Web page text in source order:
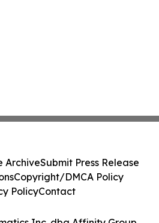
ArchiveSubmit Press Release
Copyright/DMCA Policy
PolicyContact